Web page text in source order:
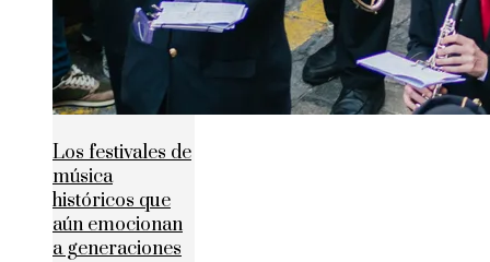
Los festivales de
música
históricos que
aún emocionan
a generaciones